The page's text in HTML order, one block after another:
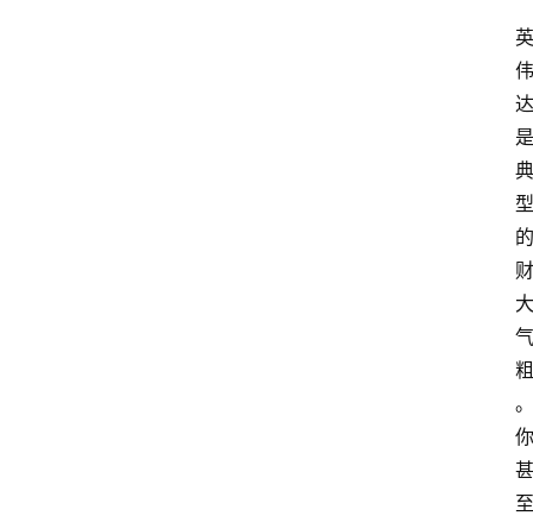
英
伟
达
是
典
型
的
财
大
气
粗
。
你
甚
至